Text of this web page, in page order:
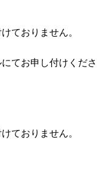
ておりません。
てお申し付けくださ
ておりません。